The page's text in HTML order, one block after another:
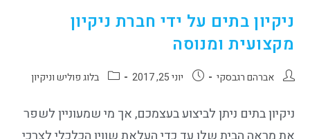
ניקיון בתים על ידי חברת ניקיון
מקצועית ומנוסה
אברהם רגבסקי יוני 25, 2017 בלוג פוליש וניקיון
ניקיון בתים ניתן לביצוע בעצמכם, אך מי שמעוניין לשפר